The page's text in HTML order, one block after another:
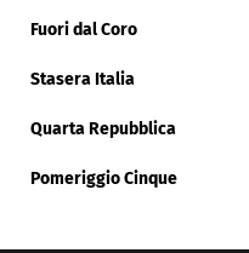
Fuori dal Coro
Stasera Italia
Quarta Repubblica
Pomeriggio Cinque